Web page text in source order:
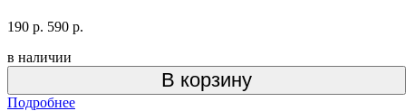
190 р. 590 р.
в наличии
В корзину
Подробнее